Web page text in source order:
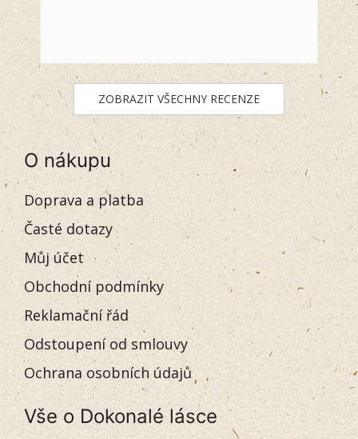
ZOBRAZIT VŠECHNY RECENZE
O nákupu
Doprava a platba
Časté dotazy
Můj účet
Obchodní podmínky
Reklamační řád
Odstoupení od smlouvy
Ochrana osobních údajů
Vše o Dokonalé lásce